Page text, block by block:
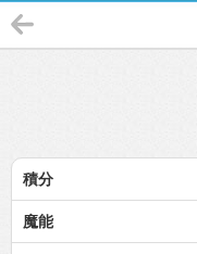
積分
魔能